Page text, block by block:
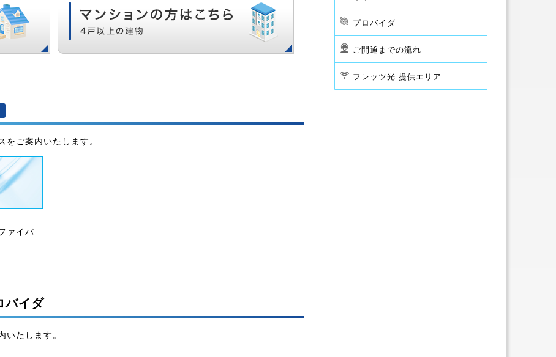
をご案内いたします。
ァイバ
バイダ
いたします。
プロバイダ
ご開通までの流れ
フレッツ光 提供エリア